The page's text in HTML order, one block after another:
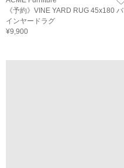
《予約》VINE YARD RUG 45x180 バ
インヤードラグ
¥9,900